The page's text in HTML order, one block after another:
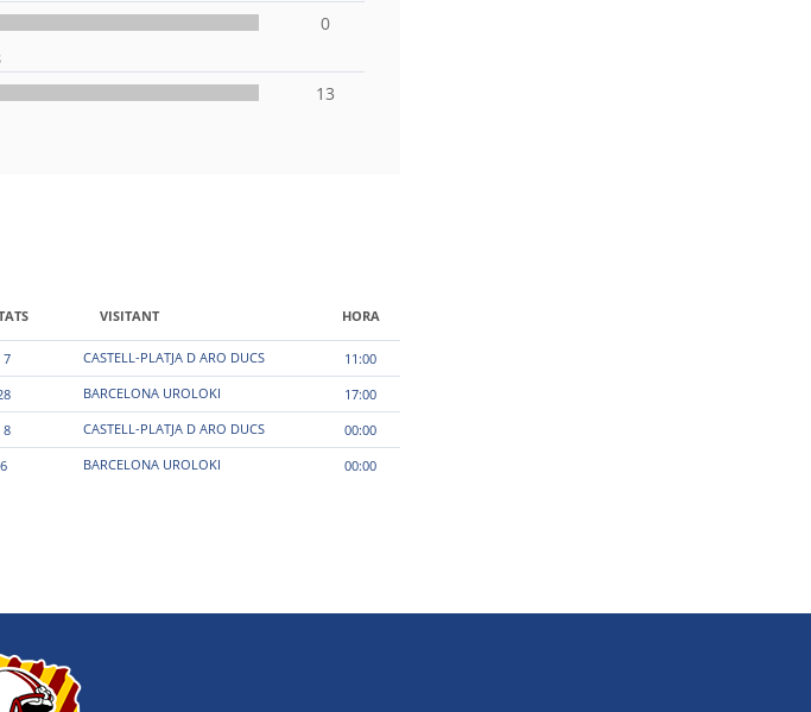
0
13
VISITANT HORA
7 CASTELL-PLATJA D ARO DUCS
11:00
BARCELONA UROLOKI
17:00
8 CASTELL-PLATJA D ARO DUCS
00:00
BARCELONA UROLOKI 00:00